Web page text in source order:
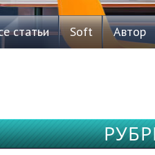
статьи Soft Автор